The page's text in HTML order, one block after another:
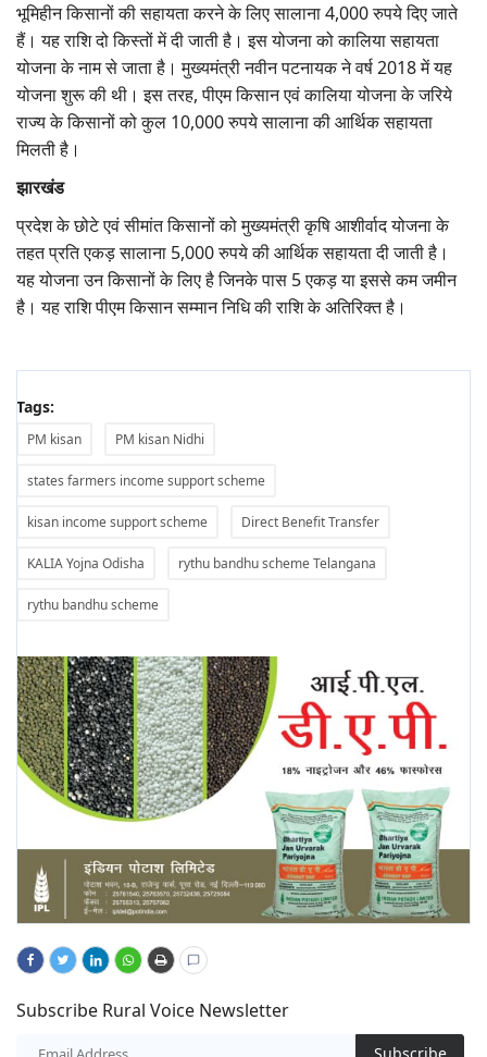
भूमिहीन किसानों की सहायता करने के लिए सालाना 4,000 रुपये दिए जाते
हैं। यह राशि दो किस्तों में दी जाती है। इस योजना को कालिया सहायता
योजना के नाम से जाता है। मुख्यमंत्री नवीन पटनायक ने वर्ष 2018 में यह
योजना शुरू की थी। इस तरह, पीएम किसान एवं कालिया योजना के जरिये
राज्य के किसानों को कुल 10,000 रुपये सालाना की आर्थिक सहायता
मिलती है।
झारखंड
प्रदेश के छोटे एवं सीमांत किसानों को मुख्यमंत्री कृषि आशीर्वाद योजना के
तहत प्रति एकड़ सालाना 5,000 रुपये की आर्थिक सहायता दी जाती है।
यह योजना उन किसानों के लिए है जिनके पास 5 एकड़ या इससे कम जमीन
है। यह राशि पीएम किसान सम्मान निधि की राशि के अतिरिक्त है।
Tags:
PM kisan PM kisan Nidhi
states farmers income support scheme
kisan income support scheme Direct Benefit Transfer
KALIA Yojna Odisha rythu bandhu scheme Telangana
rythu bandhu scheme
Subscribe Rural Voice Newsletter